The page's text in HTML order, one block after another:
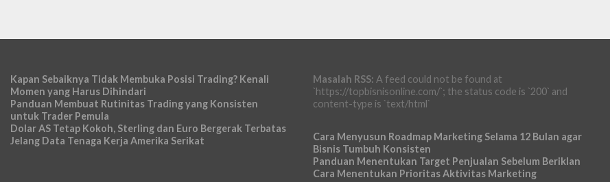
Kapan Sebaiknya Tidak Membuka Posisi Trading? Kenali
Momen yang Harus Dihindari
Panduan Membuat Rutinitas Trading yang Konsisten
untuk Trader Pemula
Dolar AS Tetap Kokoh, Sterling dan Euro Bergerak Terbatas
Jelang Data Tenaga Kerja Amerika Serikat
Masalah RSS: A feed could not be found at
`https://topbisnisonline.com/`; the status code is `200` and
content-type is `text/html`
Cara Menyusun Roadmap Marketing Selama 12 Bulan agar
Bisnis Tumbuh Konsisten
Panduan Menentukan Target Penjualan Sebelum Beriklan
Cara Menentukan Prioritas Aktivitas Marketing